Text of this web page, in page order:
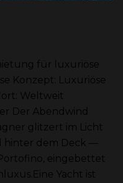
für luxuriöse
Konzept: Luxuriöse
Weltweit
Der Abendwind
glitzert im Licht
hinter dem Deck —
eingebettet
Yacht ist